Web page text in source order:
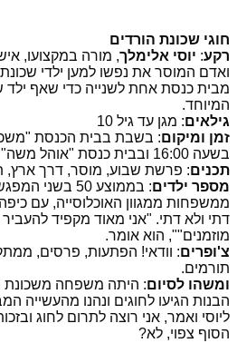
חוגי שכונת הורדים
רקע: יוסי אלימלך, מורה במקצועו,
ואדם המוסר את נפשו למען ילדי
מבית כנסת אחת לשנייה כדי שאף
המיוחד.
גילאים: מגן עד גיל 10
זמן ומיקום: בשבת בבית הכנסת
בשעה 16:00 ובבית כנסת "אוהל משה" בשעה 17:00
תכנים: פרשת שבוע, מוסר, דרך ארץ,
מספר ילדים
: בממוצע 50
ממשפחות ממגוון האוכלוסייה, עם
דתי ולא דתי. "אני מאוד מקפיד
מוזמנים"", הוא אומר.
צ'ופרים: וודאי! הפתעות, פרסים,
תורמים.
ומשהו לסיום: היתה משפחה משכונת
הבנות הגיעו לחוגים ונהנו מהעשייה
ליוסי ואמר, אני רוצה לתרום לחוג
הסוף צפוי, לא?